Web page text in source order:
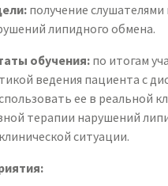
получение
липидного обмена.
обучения: по итогам
ведения пациента с
ее в реальной
терапии нарушений
ситуации.